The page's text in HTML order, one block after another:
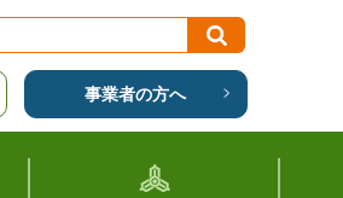
事業者の方へ